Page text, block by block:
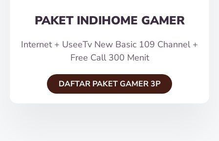
PAKET INDIHOME GAMER
Internet + UseeTv New Basic 109 Channel +
Free Call 300 Menit
DAFTAR PAKET GAMER 3P